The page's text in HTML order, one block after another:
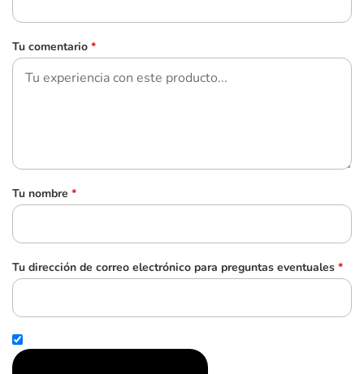
Tu comentario *
Tu nombre *
Tu dirección de correo electrónico para preguntas eventuales *